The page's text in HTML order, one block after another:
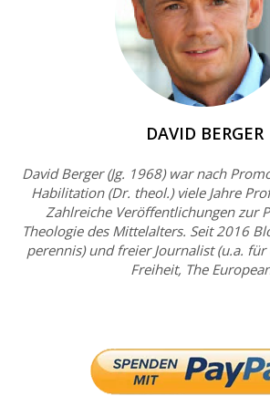
DAVID BERGER
David Berger (Jg. 1968) war nach
Habilitation (Dr. theol.) viele Jahre
Zahlreiche Veröffentlichungen zur
Theologie des Mittelalters. Seit 2016
perennis) und freier Journalist (u.a. für
Freiheit, The